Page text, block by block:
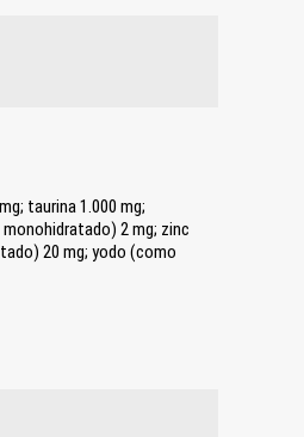
taurina 1.000 mg;
2 mg; zinc
20 mg; yodo (como